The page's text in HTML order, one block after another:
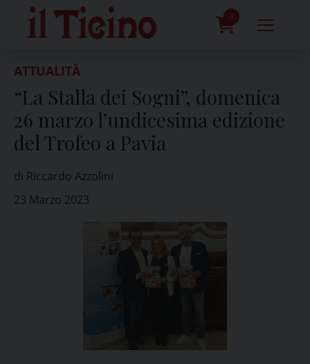
content
0
ATTUALITÀ
“La Stalla dei Sogni”, domenica
26 marzo l’undicesima edizione
del Trofeo a Pavia
di Riccardo Azzolini
23 Marzo 2023